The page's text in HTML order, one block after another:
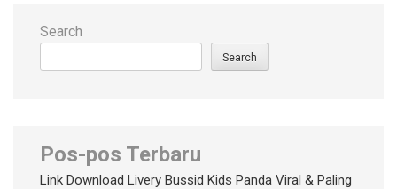
Search
Search
Pos-pos Terbaru
Link Download Livery Bussid Kids Panda Viral & Paling